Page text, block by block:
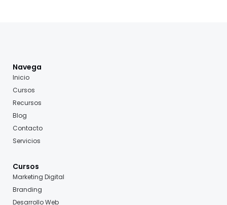
Navega
Inicio
Cursos
Recursos
Blog
Contacto
Servicios
Cursos
Marketing Digital
Branding
Desarrollo Web